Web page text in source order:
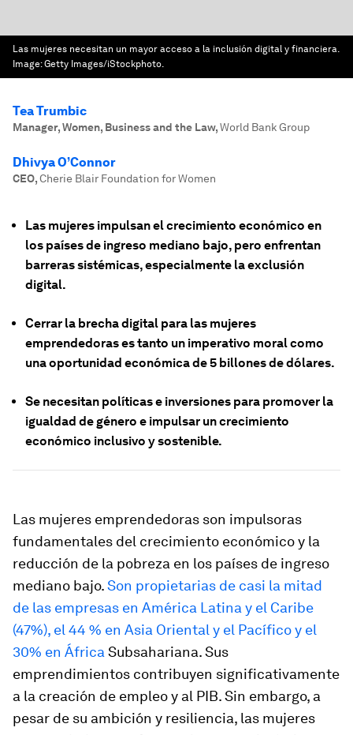
Las mujeres necesitan un mayor acceso a la inclusión digital y financiera.
Image:Getty Images/iStockphoto.
Tea Trumbic
Manager, Women, Business and the Law,World Bank Group
Dhivya O’Connor
CEO,Cherie Blair Foundation for Women
Las mujeres impulsan el crecimiento económico en
los países de ingreso mediano bajo, pero enfrentan
barreras sistémicas, especialmente la exclusión
digital.
Cerrar la brecha digital para las mujeres
emprendedoras es tanto un imperativo moral como
una oportunidad económica de 5 billones de dólares.
Se necesitan políticas e inversiones para promover la
igualdad de género e impulsar un crecimiento
económico inclusivo y sostenible.
Las mujeres emprendedoras son impulsoras
fundamentales del crecimiento económico y la
reducción de la pobreza en los países de ingreso
mediano bajo.Son propietarias de casi la mitad
de las empresas en América Latina y el Caribe
(47%), el 44 % en Asia Oriental y el Pacífico y el
30% en África Subsahariana. Sus
emprendimientos contribuyen significativamente
a la creación de empleo y al PIB. Sin embargo, a
pesar de su ambición y resiliencia, las mujeres